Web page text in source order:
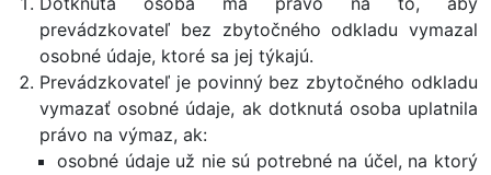
prevádzkovateľ bez zbytočného odkladu vymazal
osobné údaje, ktoré sa jej týkajú.
Prevádzkovateľ je povinný bez zbytočného odkladu
vymazať osobné údaje, ak dotknutá osoba uplatnila
právo na výmaz, ak:
osobné údaje už nie sú potrebné na účel, na ktorý